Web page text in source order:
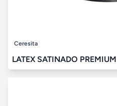
Ceresita
LATEX SATINADO PREMIUM